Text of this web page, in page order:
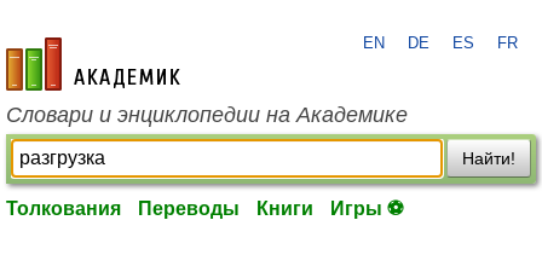
academic.ru
EN DE ES FR
Словари и энциклопедии на Академике
Найти!
Толкования Переводы Книги Игры ⚽